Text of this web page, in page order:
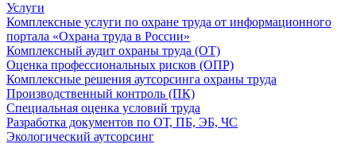
Услуги
Комплексные услуги по охране труда от информационного
портала «Охрана труда в России»
Комплексный аудит охраны труда (ОТ)
Оценка профессиональных рисков (ОПР)
Комплексные решения аутсорсинга охраны труда
Производственный контроль (ПК)
Специальная оценка условий труда
Разработка документов по ОТ, ПБ, ЭБ, ЧС
Экологический аутсорсинг